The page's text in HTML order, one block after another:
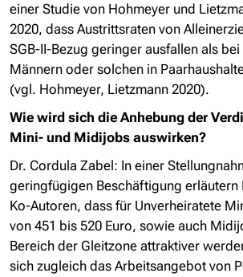
einer Studie von Hohmeyer und
2020, dass Austrittsraten von
SGB-II-Bezug geringer ausfallen als
Männern oder solchen in
(vgl. Hohmeyer, Lietzmann 2020).
Wie wird sich die Anhebung der
Mini- und Midijobs auswirken?
Dr. Cordula Zabel: In einer
geringfügigen Beschäftigung erläutern
Ko-Autoren, dass für Unverheiratete
von 451 bis 520 Euro, sowie auch
Bereich der Gleitzone attraktiver
sich zugleich das Arbeitsangebot von